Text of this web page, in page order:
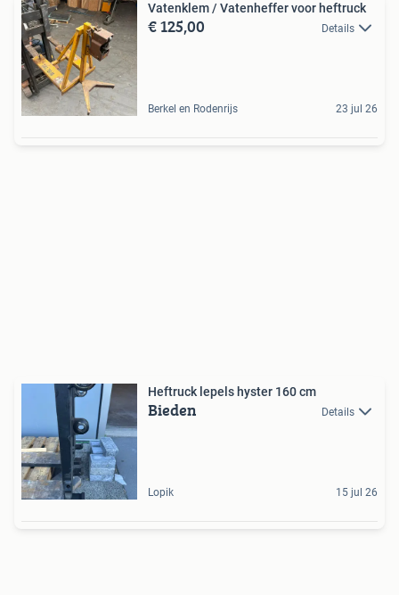
Vatenklem / Vatenheffer voor heftruck
€ 125,00 Details
Berkel en Rodenrijs 23 jul 26
Heftruck lepels hyster 160 cm
Bieden Details
Lopik 15 jul 26